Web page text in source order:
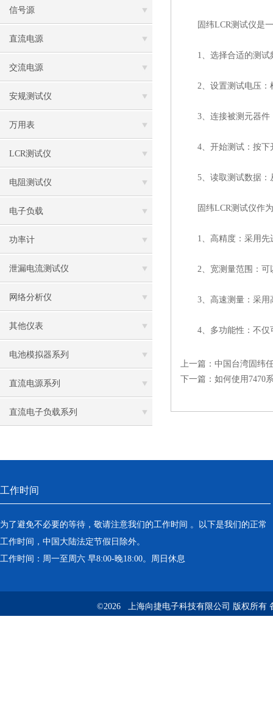
信号源
直流电源
交流电源
安规测试仪
万用表
LCR测试仪
电阻测试仪
电子负载
功率计
泄漏电流测试仪
网络分析仪
其他仪表
电池模拟器系列
直流电源系列
直流电子负载系列
固纬LCR测试仪是一
1、选择合适的测试频
2、设置测试电压：
3、连接被测元器件：
4、开始测试：按下
5、读取测试数据：
固纬LCR测试仪作为
1、高精度：采用先进
2、宽测量范围：可以
3、高速测量：采用
4、多功能性：不仅可
上一篇： 中国台湾固纬
下一篇： 如何使用7470
工作时间
为了避免不必要的等待，敬请注意我们的工作时间 。以下是我们的正常
工作时间，中国大陆法定节假日除外。
工作时间：周一至周六 早8:00-晚18:00。周日休息
©2026 上海向捷电子科技有限公司 版权所有